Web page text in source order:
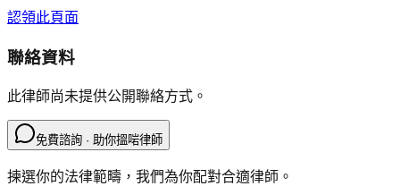
認領此頁面
聯絡資料
此律師尚未提供公開聯絡方式。
免費諮詢 · 助你搵啱律師
揀選你的法律範疇，我們為你配對合適律師。